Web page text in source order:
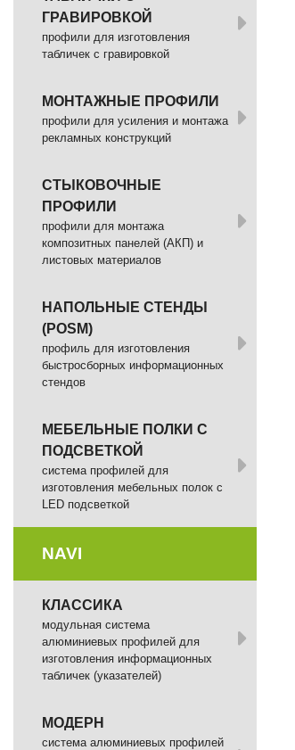
ГРАВИРОВКОЙ
профили для изготовления
табличек с гравировкой
МОНТАЖНЫЕ ПРОФИЛИ
профили для усиления и монтажа
рекламных конструкций
СТЫКОВОЧНЫЕ
ПРОФИЛИ
профили для монтажа
композитных панелей (АКП) и
листовых материалов
НАПОЛЬНЫЕ СТЕНДЫ
(POSM)
профиль для изготовления
быстросборных информационных
стендов
МЕБЕЛЬНЫЕ ПОЛКИ С
ПОДСВЕТКОЙ
cистема профилей для
изготовления мебельных полок с
LED подсветкой
NAVI
КЛАССИКА
модульная система
алюминиевых профилей для
изготовления информационных
табличек (указателей)
МОДЕРН
система алюминиевых профилей